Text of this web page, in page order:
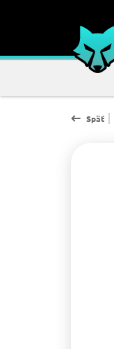
Späť